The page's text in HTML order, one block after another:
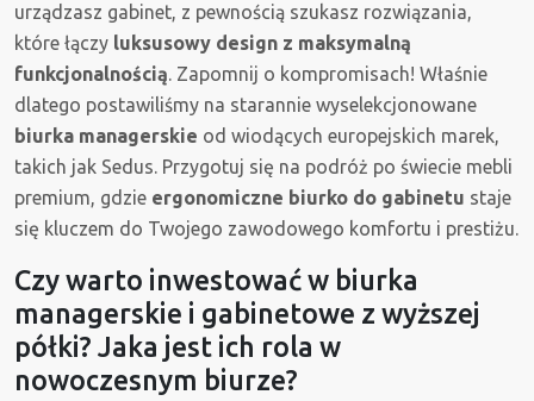
urządzasz gabinet, z pewnością szukasz rozwiązania,
które łączy luksusowy design z maksymalną
funkcjonalnością. Zapomnij o kompromisach! Właśnie
dlatego postawiliśmy na starannie wyselekcjonowane
biurka managerskie od wiodących europejskich marek,
takich jak Sedus. Przygotuj się na podróż po świecie mebli
premium, gdzie ergonomiczne biurko do gabinetu staje
się kluczem do Twojego zawodowego komfortu i prestiżu.
Czy warto inwestować w biurka
managerskie i gabinetowe z wyższej
półki? Jaka jest ich rola w
nowoczesnym biurze?